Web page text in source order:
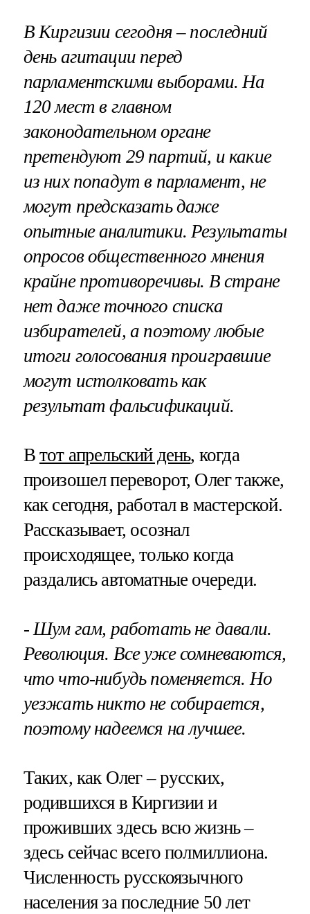
В Киргизии сегодня – последний
день агитации перед
парламентскими выборами. На
120 мест в главном
законодательном органе
претендуют 29 партий, и какие
из них попадут в парламент, не
могут предсказать даже
опытные аналитики. Результаты
опросов общественного мнения
крайне противоречивы. В стране
нет даже точного списка
избирателей, а поэтому любые
итоги голосования проигравшие
могут истолковать как
результат фальсификаций.
В тот апрельский день, когда
произошел переворот, Олег также,
как сегодня, работал в мастерской.
Рассказывает, осознал
происходящее, только когда
раздались автоматные очереди.
- Шум гам, работать не давали.
Революция. Все уже сомневаются,
что что-нибудь поменяется. Но
уезжать никто не собирается,
поэтому надеемся на лучшее.
Таких, как Олег – русских,
родившихся в Киргизии и
проживших здесь всю жизнь –
здесь сейчас всего полмиллиона.
Численность русскоязычного
населения за последние 50 лет